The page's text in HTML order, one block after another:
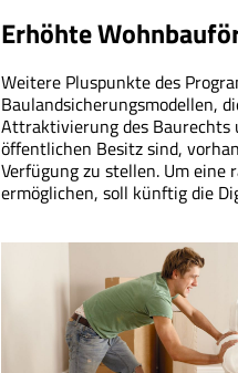
Erhöhte
Weitere Pluspunkte des
Baulandsicherungsmodellen,
Attraktivierung des
öffentlichen Besitz sind,
Verfügung zu stellen. Um eine
ermöglichen, soll künftig die